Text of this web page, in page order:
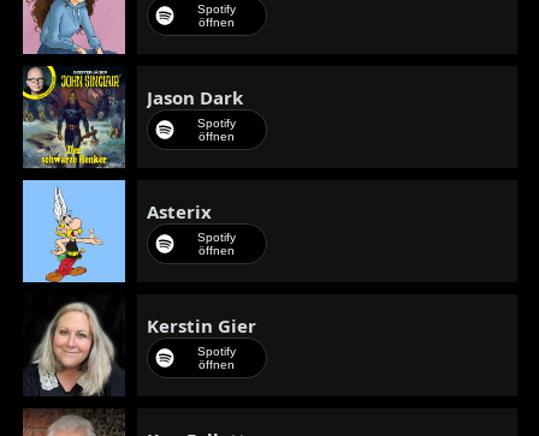
Spotify
öffnen
Jason Dark
Spotify
öffnen
Asterix
Spotify
öffnen
Kerstin Gier
Spotify
öffnen